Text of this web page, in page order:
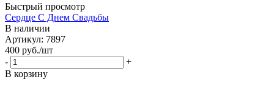
Быстрый просмотр
Сердце С Днем Свадьбы
В наличии
Артикул: 7897
400 руб./шт
-
+
В корзину